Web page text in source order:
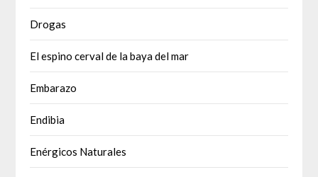
Drogas
El espino cerval de la baya del mar
Embarazo
Endibia
Enérgicos Naturales